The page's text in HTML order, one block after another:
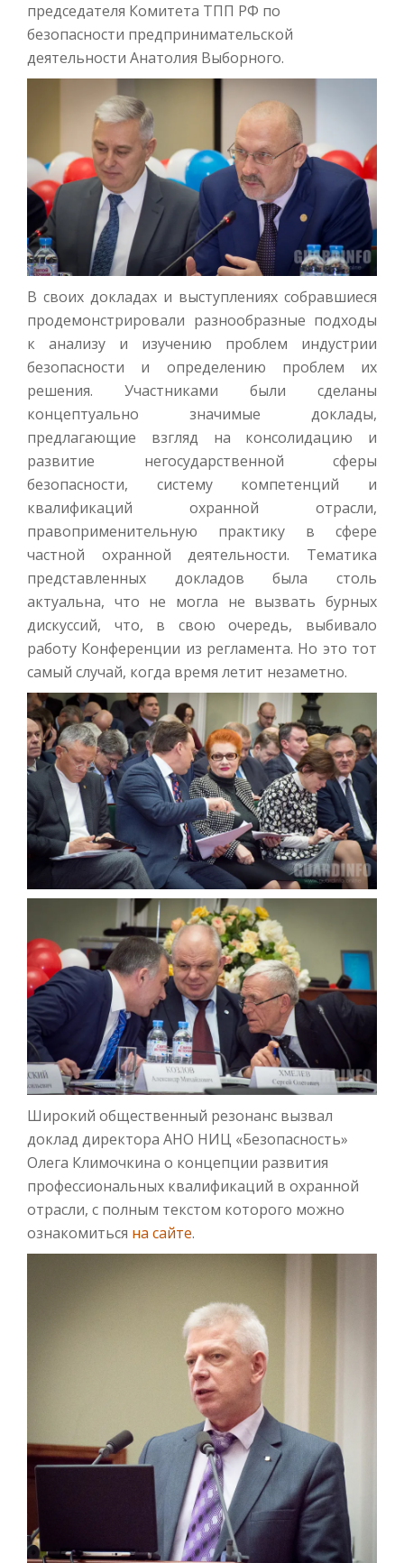
председателя Комитета ТПП РФ по
безопасности предпринимательской
деятельности Анатолия Выборного.
В своих докладах и выступлениях собравшиеся
продемонстрировали разнообразные подходы
к анализу и изучению проблем индустрии
безопасности и определению проблем их
решения. Участниками были сделаны
концептуально значимые доклады,
предлагающие взгляд на консолидацию и
развитие негосударственной сферы
безопасности, систему компетенций и
квалификаций охранной отрасли,
правоприменительную практику в сфере
частной охранной деятельности. Тематика
представленных докладов была столь
актуальна, что не могла не вызвать бурных
дискуссий, что, в свою очередь, выбивало
работу Конференции из регламента. Но это тот
самый случай, когда время летит незаметно.
Широкий общественный резонанс вызвал
доклад директора АНО НИЦ «Безопасность»
Олега Климочкина о концепции развития
профессиональных квалификаций в охранной
отрасли, с полным текстом которого можно
ознакомиться на сайте.